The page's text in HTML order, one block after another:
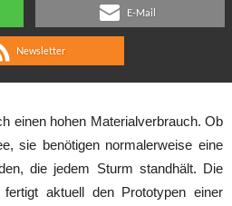
E-Mail
Newsletter
einen hohen Materialverbrauch. Ob
sie benötigen normalerweise eine
die jedem Sturm standhält. Die
aktuell den Prototypen einer